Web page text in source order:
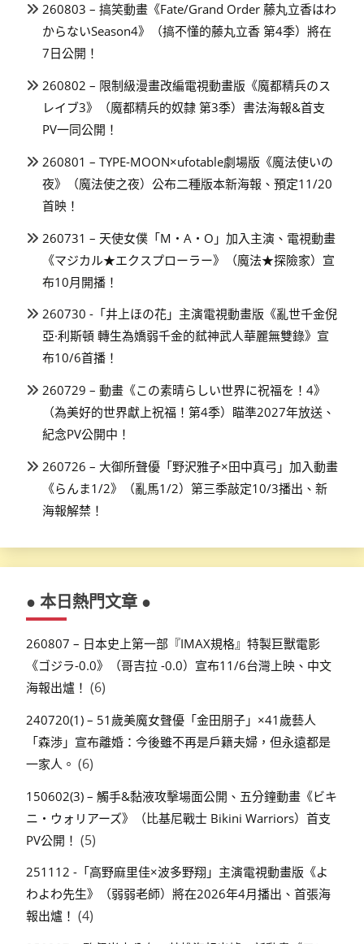
260803 – 搞笑動畫《Fate/Grand Order 藤丸立香はわ
からないSeason4》（搞不懂的藤丸立香 第4季）將在
7日公開！
260802 – 限制級漫畫改編電視動畫版《魔都精兵のス
レイブ3》（魔都精兵的奴隸 第3季）書法海報&首支
PV一同公開！
260801 – TYPE-MOON×ufotable劇場版《魔法使いの
夜》（魔法使之夜）公布二種版本新海報、預定11/20
首映！
260731 – 天使女僕「M・A・O」加入主演、電視動畫
《マジカル★エクスプローラー》（魔法★探險家）宣
布10月開播！
260730 -「井上ほの花」主演電視動畫版《亂世千金倪
亞·利斯頓 轉生為嬌弱千金的弒神武人華麗無雙錄》宣
布10/6首播！
260729 – 動畫《この素晴らしい世界に祝福を！4》
（為美好的世界獻上祝福！第4季）瞄準2027年放送、
紀念PV公開中！
260726 – 大御所聲優「野沢雅子×田中真弓」加入動畫
《らんま1/2》（亂馬1/2）第三季敲定10/3播出、新
海報解禁！
● 本日熱門文章 ●
260807 – 日本史上第一部『IMAX規格』特製巨獸電影
《ゴジラ-0.0》（哥吉拉 -0.0）宣布11/6台灣上映、中文
海報出爐！ (6)
240720(1) – 51歲美魔女聲優「金田朋子」×41歲藝人
「森渉」宣布離婚：今後雖不再是戶籍夫婦，但永遠都是
一家人。 (6)
150602(3) – 觸手&黏液攻擊場面公開、五分鐘動畫《ビキ
ニ・ウォリアーズ》（比基尼戰士 Bikini Warriors）首支
PV公開！ (5)
251112 -「高野麻里佳×波多野翔」主演電視動畫版《よ
わよわ先生》（弱弱老師）將在2026年4月播出、首張海
報出爐！ (4)